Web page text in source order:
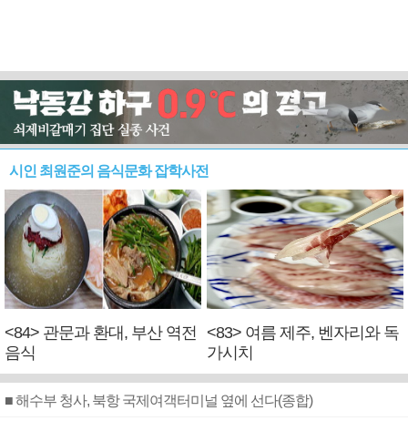
시인 최원준의 음식문화 잡학사전
<84> 관문과 환대, 부산 역전
음식
<83> 여름 제주, 벤자리와 독
가시치
■ 해수부 청사, 북항 국제여객터미널 옆에 선다(종합)